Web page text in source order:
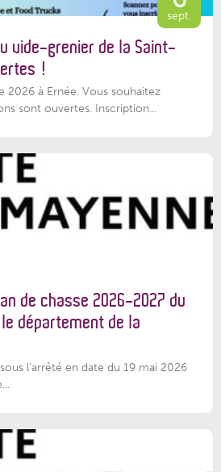
sept.
vide-grenier de la Saint-
!
2026 à Ernée. Vous souhaitez
sont ouvertes. Inscription...
de chasse 2026-2027 du
département de la
l’arrêté en date du 19 mai 2026